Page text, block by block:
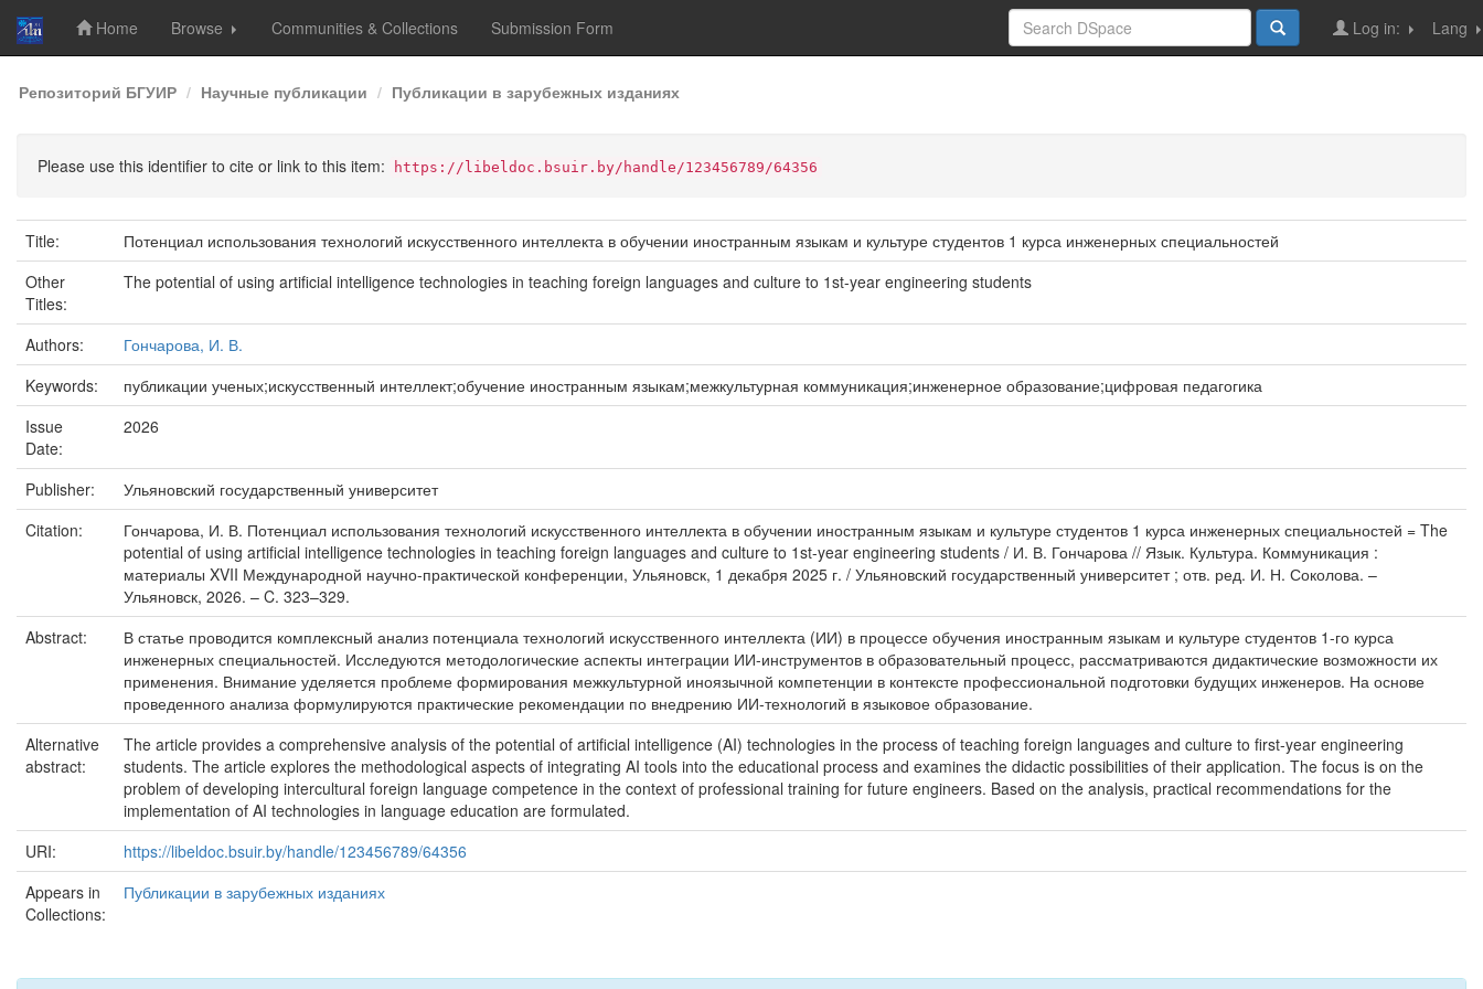
Skip
navigation
Home Browse Communities & Collections Submission Form Lang
Log in:
Репозиторий БГУИР Научные публикации Публикации в зарубежных изданиях
Please use this identifier to cite or link to this item: https://libeldoc.bsuir.by/handle/123456789/64356
Title:
Потенциал использования технологий искусственного интеллекта в обучении иностранным языкам и культуре студентов 1 курса инженерных специальностей
Other
Titles:
The potential of using artificial intelligence technologies in teaching foreign languages and culture to 1st-year engineering students
Authors:
Гончарова, И. В.
Keywords:
публикации ученых;искусственный интеллект;обучение иностранным языкам;межкультурная коммуникация;инженерное образование;цифровая педагогика
Issue
Date:
2026
Publisher:
Ульяновский государственный университет
Citation:
Гончарова, И. В. Потенциал использования технологий искусственного интеллекта в обучении иностранным языкам и культуре студентов 1 курса инженерных специальностей = The
potential of using artificial intelligence technologies in teaching foreign languages and culture to 1st-year engineering students / И. В. Гончарова // Язык. Культура. Коммуникация :
материалы XVII Международной научно-практической конференции, Ульяновск, 1 декабря 2025 г. / Ульяновский государственный университет ; отв. ред. И. Н. Соколова. –
Ульяновск, 2026. – C. 323–329.
Abstract:
В статье проводится комплексный анализ потенциала технологий искусственного интеллекта (ИИ) в процессе обучения иностранным языкам и культуре студентов 1-го курса
инженерных специальностей. Исследуются методологические аспекты интеграции ИИ-инструментов в образовательный процесс, рассматриваются дидактические возможности их
применения. Внимание уделяется проблеме формирования межкультурной иноязычной компетенции в контексте профессиональной подготовки будущих инженеров. На основе
проведенного анализа формулируются практические рекомендации по внедрению ИИ-технологий в языковое образование.
Alternative
abstract:
The article provides a comprehensive analysis of the potential of artificial intelligence (AI) technologies in the process of teaching foreign languages and culture to first-year engineering
students. The article explores the methodological aspects of integrating AI tools into the educational process and examines the didactic possibilities of their application. The focus is on the
problem of developing intercultural foreign language competence in the context of professional training for future engineers. Based on the analysis, practical recommendations for the
implementation of AI technologies in language education are formulated.
URI:
https://libeldoc.bsuir.by/handle/123456789/64356
Appears in
Collections:
Публикации в зарубежных изданиях